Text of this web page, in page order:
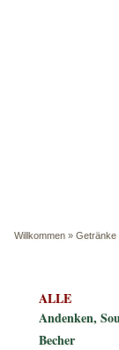
Willkommen » Getränke
ALLE
Andenken,
Becher